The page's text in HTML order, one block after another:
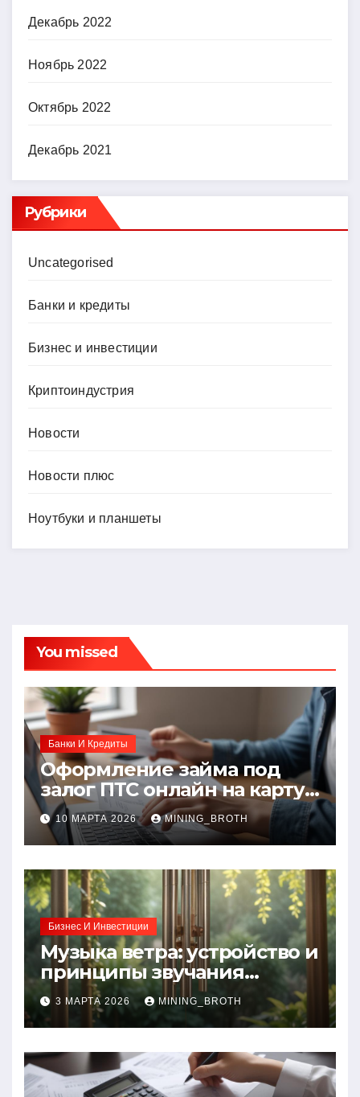
Декабрь 2022
Ноябрь 2022
Октябрь 2022
Декабрь 2021
Рубрики
Uncategorised
Банки и кредиты
Бизнес и инвестиции
Криптоиндустрия
Новости
Новости плюс
Ноутбуки и планшеты
You missed
Банки И Кредиты
Оформление займа под
залог ПТС онлайн на карту
без визита в офис: порядок,
требования и документы
10 МАРТА 2026 MINING_BROTH
Бизнес И Инвестиции
Музыка ветра: устройство и
принципы звучания
колокольчиков
3 МАРТА 2026 MINING_BROTH